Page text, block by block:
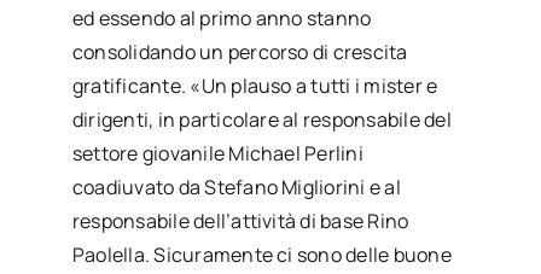
ed essendo al primo anno stanno
consolidando un percorso di crescita
gratificante. «Un plauso a tutti i mister e
dirigenti, in particolare al responsabile del
settore giovanile Michael Perlini
coadiuvato da Stefano Migliorini e al
responsabile dell’attività di base Rino
Paolella. Sicuramente ci sono delle buone